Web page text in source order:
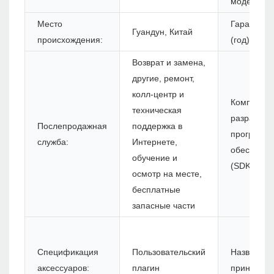
Место
происхождения:
Гуандун, Китай
Гарантия
(год):
Послепродажная
служба:
Возврат и замена,
другие, ремонт,
колл-центр и
техническая
поддержка в
Интернете,
обучение и
осмотр на месте,
бесплатные
запасные части
Комплект
(SDK):
Спецификация
аксессуаров:
Пользовательский
плагин
Название
принтера: